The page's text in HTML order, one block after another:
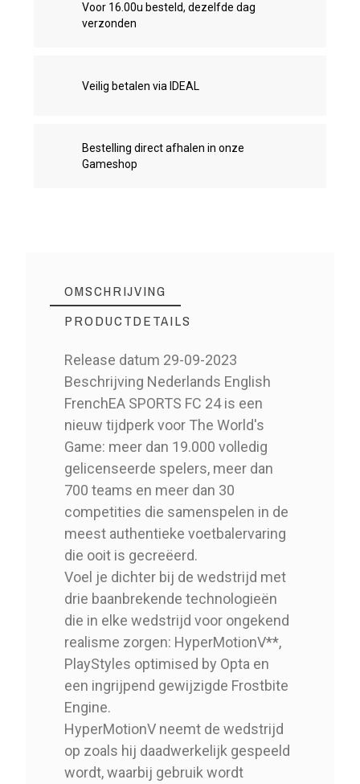
Voor 16.00u besteld, dezelfde dag
verzonden
Veilig betalen via IDEAL
Bestelling direct afhalen in onze
Gameshop
OMSCHRIJVING
PRODUCTDETAILS
Release datum 29-09-2023
Beschrijving Nederlands English
FrenchEA SPORTS FC 24 is een
nieuw tijdperk voor The World's
Game: meer dan 19.000 volledig
gelicenseerde spelers, meer dan
700 teams en meer dan 30
competities die samenspelen in de
meest authentieke voetbalervaring
die ooit is gecreëerd.
Voel je dichter bij de wedstrijd met
drie baanbrekende technologieën
die in elke wedstrijd voor ongekend
realisme zorgen: HyperMotionV**,
PlayStyles optimised by Opta en
een ingrijpend gewijzigde Frostbite
Engine.
HyperMotionV neemt de wedstrijd
op zoals hij daadwerkelijk gespeeld
wordt, waarbij gebruik wordt
Merk Elecronic Arts
ReferentieSwitchG727
PEGI Leeftijd 3+
Genre Sport